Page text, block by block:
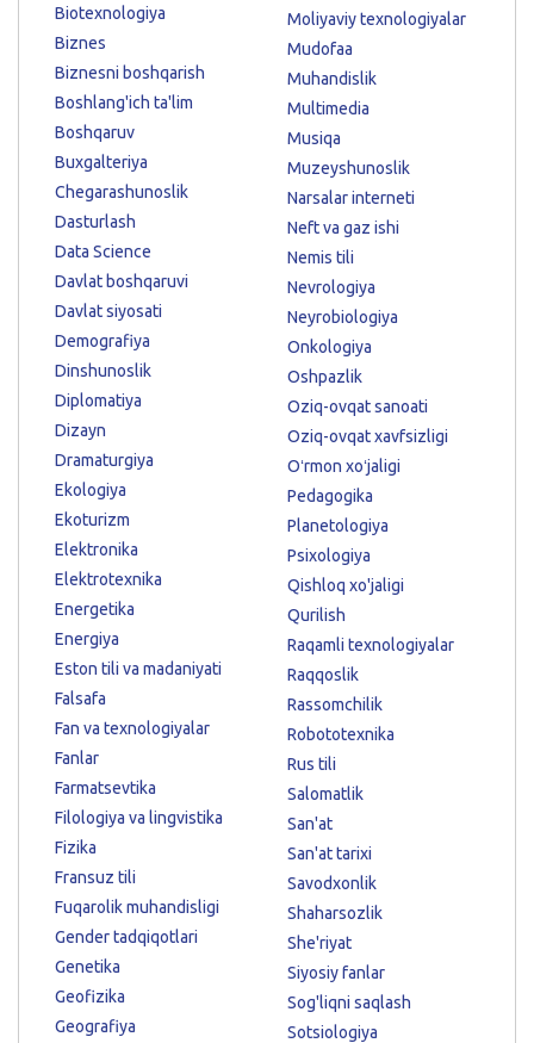
Biotexnologiya
Biznes
Biznesni boshqarish
Boshlang'ich ta'lim
Boshqaruv
Buxgalteriya
Chegarashunoslik
Dasturlash
Data Science
Davlat boshqaruvi
Davlat siyosati
Demografiya
Dinshunoslik
Diplomatiya
Dizayn
Dramaturgiya
Ekologiya
Ekoturizm
Elektronika
Elektrotexnika
Energetika
Energiya
Eston tili va madaniyati
Falsafa
Fan va texnologiyalar
Fanlar
Farmatsevtika
Filologiya va lingvistika
Fizika
Fransuz tili
Fuqarolik muhandisligi
Gender tadqiqotlari
Genetika
Geofizika
Geografiya
Moliyaviy texnologiyalar
Mudofaa
Muhandislik
Multimedia
Musiqa
Muzeyshunoslik
Narsalar interneti
Neft va gaz ishi
Nemis tili
Nevrologiya
Neyrobiologiya
Onkologiya
Oshpazlik
Oziq-ovqat sanoati
Oziq-ovqat xavfsizligi
Oʻrmon xoʻjaligi
Pedagogika
Planetologiya
Psixologiya
Qishloq xo'jaligi
Qurilish
Raqamli texnologiyalar
Raqqoslik
Rassomchilik
Robototexnika
Rus tili
Salomatlik
San'at
San'at tarixi
Savodxonlik
Shaharsozlik
She'riyat
Siyosiy fanlar
Sog'liqni saqlash
Sotsiologiya